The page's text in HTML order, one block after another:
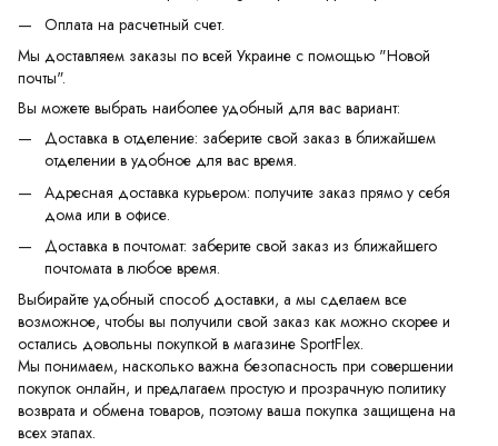
Оплата на расчетный счет.
Мы доставляем заказы по всей Украине с помощью "Новой
почты".
Вы можете выбрать наиболее удобный для вас вариант:
Доставка в отделение: заберите свой заказ в ближайшем
отделении в удобное для вас время.
Адресная доставка курьером: получите заказ прямо у себя
дома или в офисе.
Доставка в почтомат: заберите свой заказ из ближайшего
почтомата в любое время.
Выбирайте удобный способ доставки, а мы сделаем все
возможное, чтобы вы получили свой заказ как можно скорее и
остались довольны покупкой в магазине SportFlex.
Мы понимаем, насколько важна безопасность при совершении
покупок онлайн, и предлагаем простую и прозрачную политику
возврата и обмена товаров, поэтому ваша покупка защищена на
всех этапах.